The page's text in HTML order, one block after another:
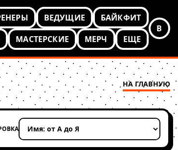
ВЕДУЩИЕ
БАЙКФИТ
МАСТЕРСКИЕ МЕРЧ ЕЩЕ
В
НА ГЛАВНУЮ
сортировку